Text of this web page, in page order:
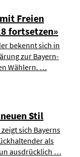
Freien
fortsetzen»
bekennt sich in
zur Bayern-
Wählern. …
Stil
sich Bayerns
als
ausdrücklich …